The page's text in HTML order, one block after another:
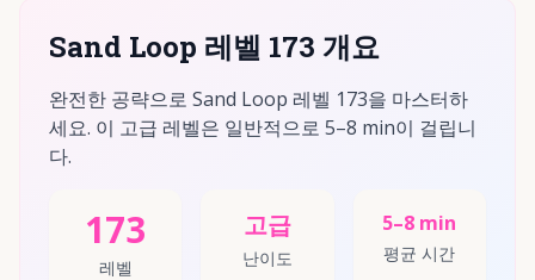
Sand Loop 레벨 173 개요
완전한 공략으로 Sand Loop 레벨 173을 마스터하
세요. 이 고급 레벨은 일반적으로 5–8 min이 걸립니
다.
173
레벨
고급
난이도
5–8 min
평균 시간